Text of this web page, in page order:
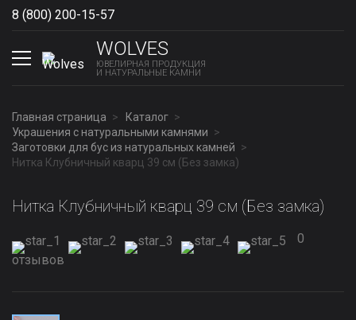
8 (800) 200-15-57
WOLVES
ЮВЕЛИРНАЯ ПРОДУКЦИЯ
И НАТУРАЛЬНЫЕ КАМНИ
Главная страница
Каталог
Украшения с натуральными камнями
Заготовки для бус из натуральных камней
Нитка Клубничный кварц 39 см (Без замка)
Нитка Клубничный кварц 39 см (Без замка)
0
отзывов